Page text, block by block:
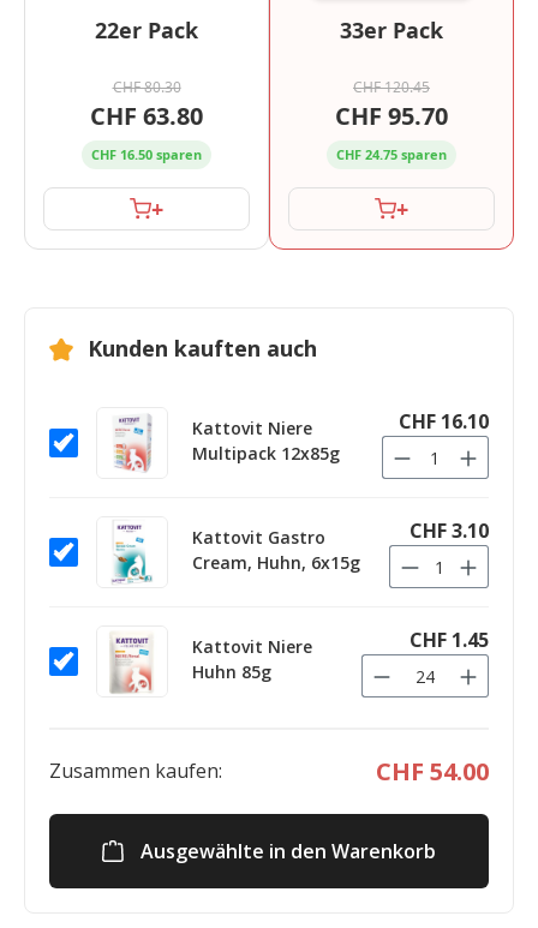
22er Pack
CHF 80.30
CHF 63.80
CHF 16.50 sparen
+
33er Pack
CHF 120.45
CHF 95.70
CHF 24.75 sparen
+
Kunden kauften auch
Kattovit Niere
Multipack 12x85g
CHF 16.10
Kattovit Gastro
Cream, Huhn, 6x15g
CHF 3.10
Kattovit Niere
Huhn 85g
CHF 1.45
Zusammen kaufen: CHF 54.00
Ausgewählte in den Warenkorb